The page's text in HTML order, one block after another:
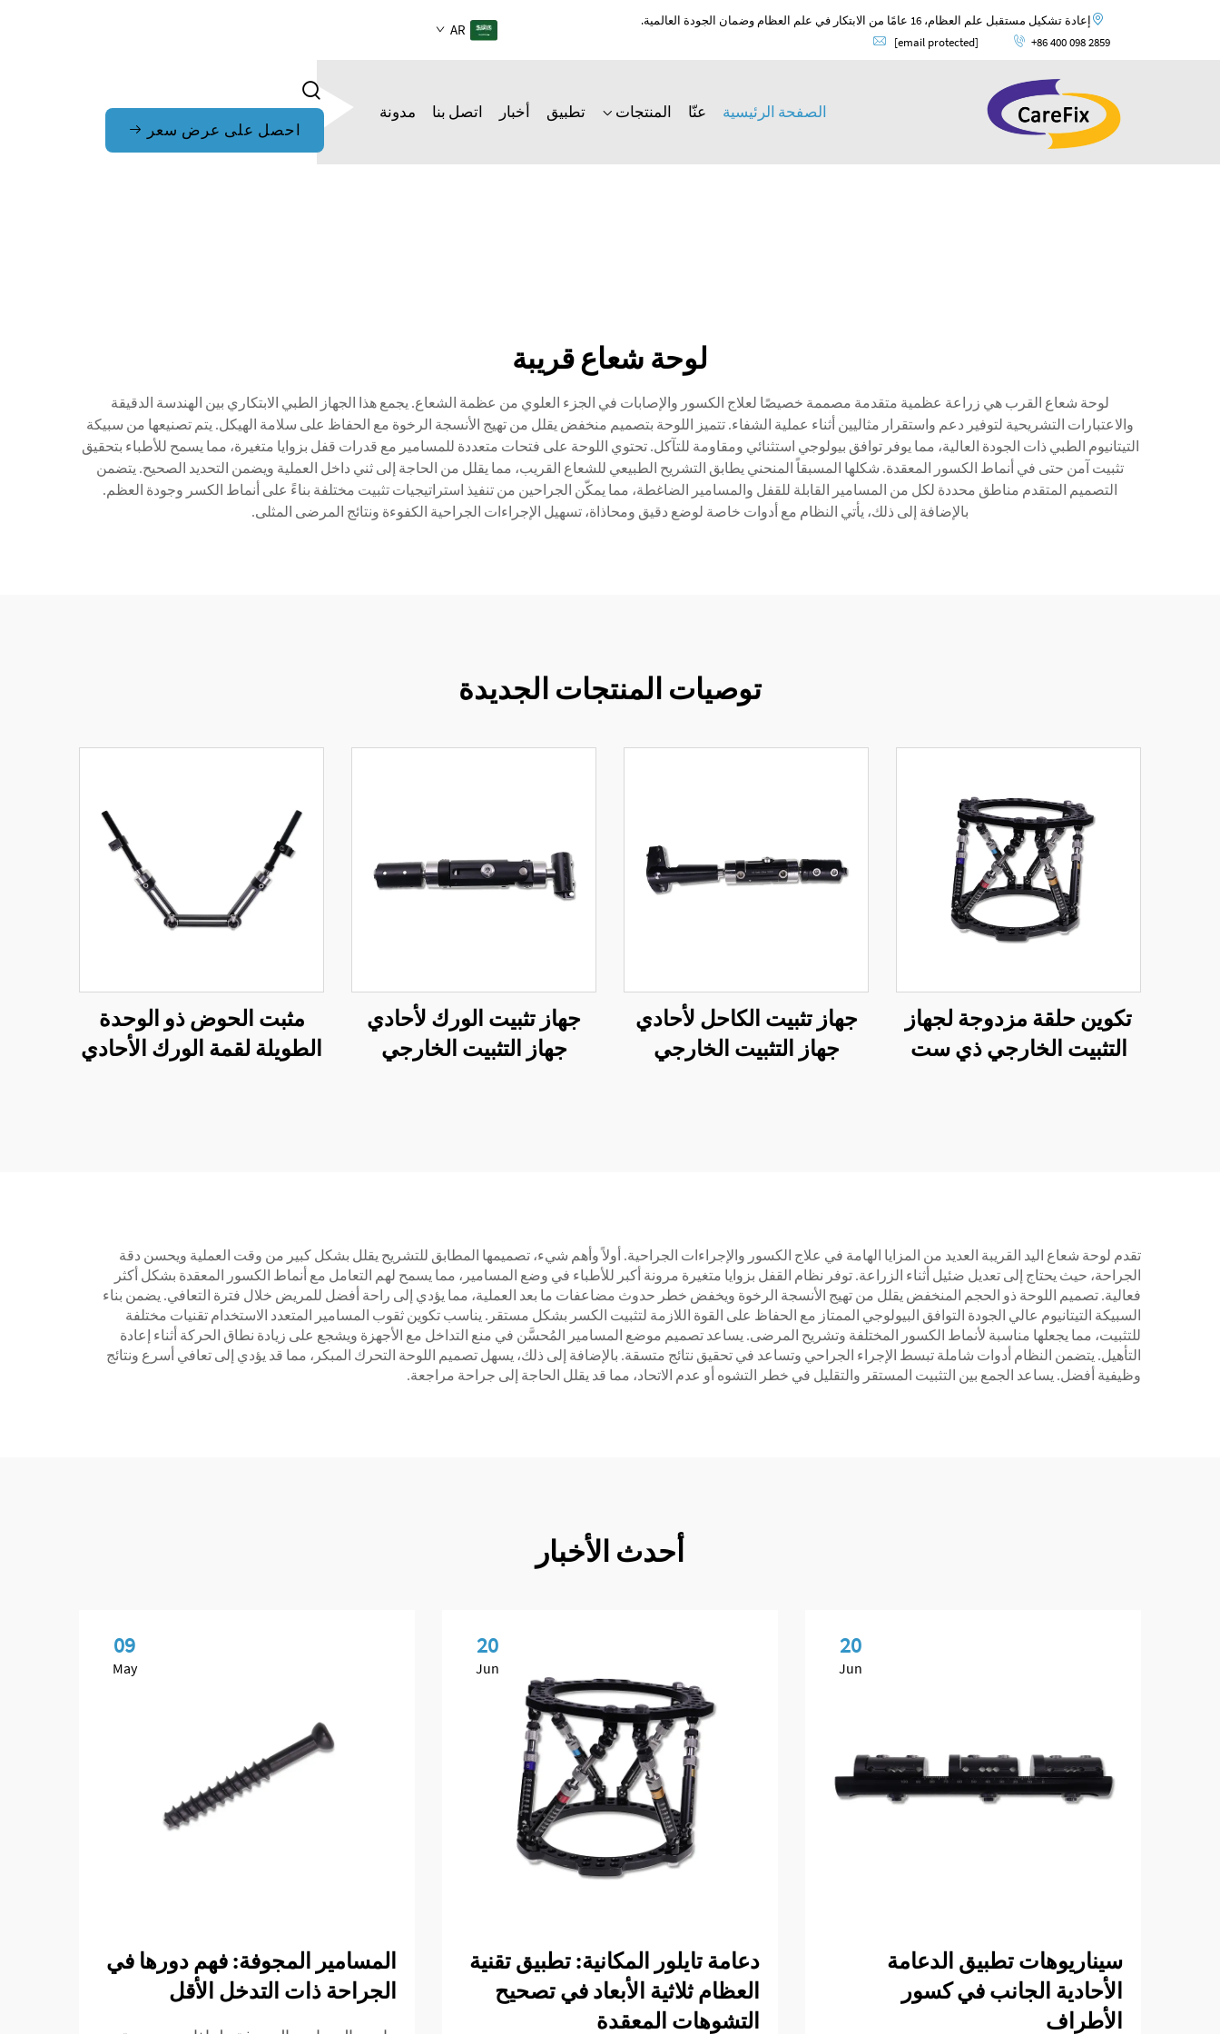
إعادة تشكيل مستقبل علم العظام، 16 عامًا من الابتكار في علم العظام وضمان الجودة العالمية.
+86 400 098 2859
[email protected]
AR
الصفحة الرئيسية عنّا المنتجات تطبيق أخبار اتصل بنا
مدونة
احصل على عرض سعر
لوحة شعاع قريبة
لوحة شعاع القرب هي زراعة عظمية متقدمة مصممة خصيصًا لعلاج الكسور والإصابات في الجزء العلوي من عظمة الشعاع. يجمع هذا الجهاز الطبي الابتكاري بين الهندسة الدقيقة
والاعتبارات التشريحية لتوفير دعم واستقرار مثاليين أثناء عملية الشفاء. تتميز اللوحة بتصميم منخفض يقلل من تهيج الأنسجة الرخوة مع الحفاظ على سلامة الهيكل. يتم تصنيعها من سبيكة
التيتانيوم الطبي ذات الجودة العالية، مما يوفر توافق بيولوجي استثنائي ومقاومة للتآكل. تحتوي اللوحة على فتحات متعددة للمسامير مع قدرات قفل بزوايا متغيرة، مما يسمح للأطباء بتحقيق
تثبيت آمن حتى في أنماط الكسور المعقدة. شكلها المسبقاً المنحني يطابق التشريح الطبيعي للشعاع القريب، مما يقلل من الحاجة إلى ثني داخل العملية ويضمن التحديد الصحيح. يتضمن
التصميم المتقدم مناطق محددة لكل من المسامير القابلة للقفل والمسامير الضاغطة، مما يمكّن الجراحين من تنفيذ استراتيجيات تثبيت مختلفة بناءً على أنماط الكسر وجودة العظم.
بالإضافة إلى ذلك، يأتي النظام مع أدوات خاصة لوضع دقيق ومحاذاة، تسهيل الإجراءات الجراحية الكفوءة ونتائج المرضى المثلى.
توصيات المنتجات الجديدة
تكوين حلقة مزدوجة لجهاز
التثبيت الخارجي ذي ست
جهاز تثبيت الكاحل لأحادي
جهاز التثبيت الخارجي
جهاز تثبيت الورك لأحادي
جهاز التثبيت الخارجي
مثبت الحوض ذو الوحدة
الطويلة لقمة الورك الأحادي
تقدم لوحة شعاع اليد القريبة العديد من المزايا الهامة في علاج الكسور والإجراءات الجراحية. أولاً وأهم شيء، تصميمها المطابق للتشريح يقلل بشكل كبير من وقت العملية ويحسن دقة
الجراحة، حيث يحتاج إلى تعديل ضئيل أثناء الزراعة. توفر نظام القفل بزوايا متغيرة مرونة أكبر للأطباء في وضع المسامير، مما يسمح لهم التعامل مع أنماط الكسور المعقدة بشكل أكثر
فعالية. تصميم اللوحة ذو الحجم المنخفض يقلل من تهيج الأنسجة الرخوة ويخفض خطر حدوث مضاعفات ما بعد العملية، مما يؤدي إلى راحة أفضل للمريض خلال فترة التعافي. يضمن بناء
السبيكة التيتانيوم عالي الجودة التوافق البيولوجي الممتاز مع الحفاظ على القوة اللازمة لتثبيت الكسر بشكل مستقر. يناسب تكوين ثقوب المسامير المتعدد الاستخدام تقنيات مختلفة
للتثبيت، مما يجعلها مناسبة لأنماط الكسور المختلفة وتشريح المرضى. يساعد تصميم موضع المسامير المُحسَّن في منع التداخل مع الأجهزة ويشجع على زيادة نطاق الحركة أثناء إعادة
التأهيل. يتضمن النظام أدوات شاملة تبسط الإجراء الجراحي وتساعد في تحقيق نتائج متسقة. بالإضافة إلى ذلك، يسهل تصميم اللوحة التحرك المبكر، مما قد يؤدي إلى تعافي أسرع ونتائج
وظيفية أفضل. يساعد الجمع بين التثبيت المستقر والتقليل في خطر التشوه أو عدم الاتحاد، مما قد يقلل الحاجة إلى جراحة مراجعة.
أحدث الأخبار
20
Jun
سيناريوهات تطبيق الدعامة
الأحادية الجانب في كسور
الأطراف
20
Jun
دعامة تايلور المكانية: تطبيق تقنية
العظام ثلاثية الأبعاد في تصحيح
التشوهات المعقدة
09
May
المسامير المجوفة: فهم دورها في
الجراحة ذات التدخل الأقل